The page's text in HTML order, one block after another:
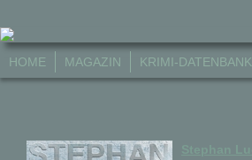
HOME MAGAZIN KRIMI-DATENBANK